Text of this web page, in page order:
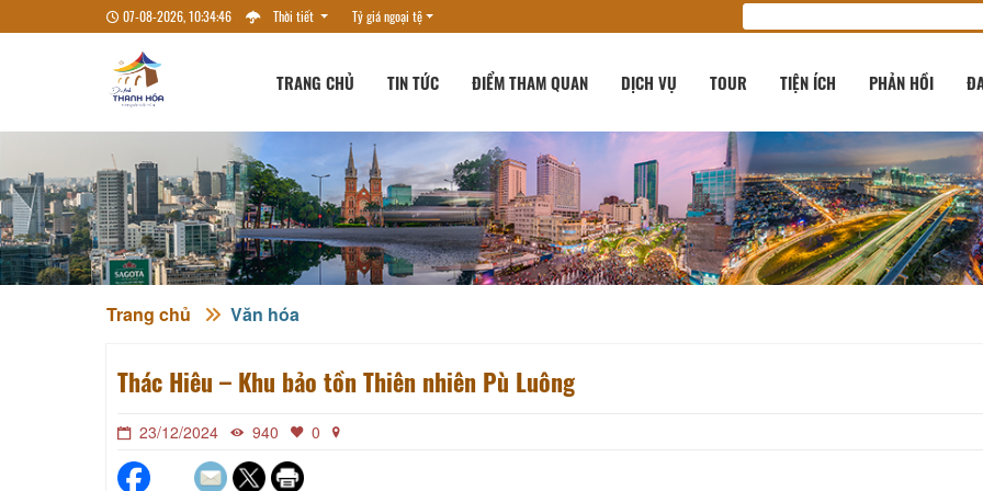
07-08-2026, 10:34:47 Thời tiết Tỷ giá ngoại tệ
TRANG CHỦ TIN TỨC ĐIỂM THAM QUAN DỊCH VỤ TOUR TIỆN ÍCH PHẢN HỒI
Trang chủ Văn hóa
Thác Hiêu – Khu bảo tồn Thiên nhiên Pù Luông
23/12/2024 940 0